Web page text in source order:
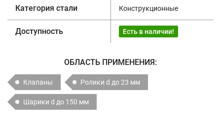
Категория стали Конструкционные
Доступность Есть в наличии!
ОБЛАСТЬ ПРИМЕНЕНИЯ:
Клапаны Ролики d до 23 мм
Шарики d до 150 мм